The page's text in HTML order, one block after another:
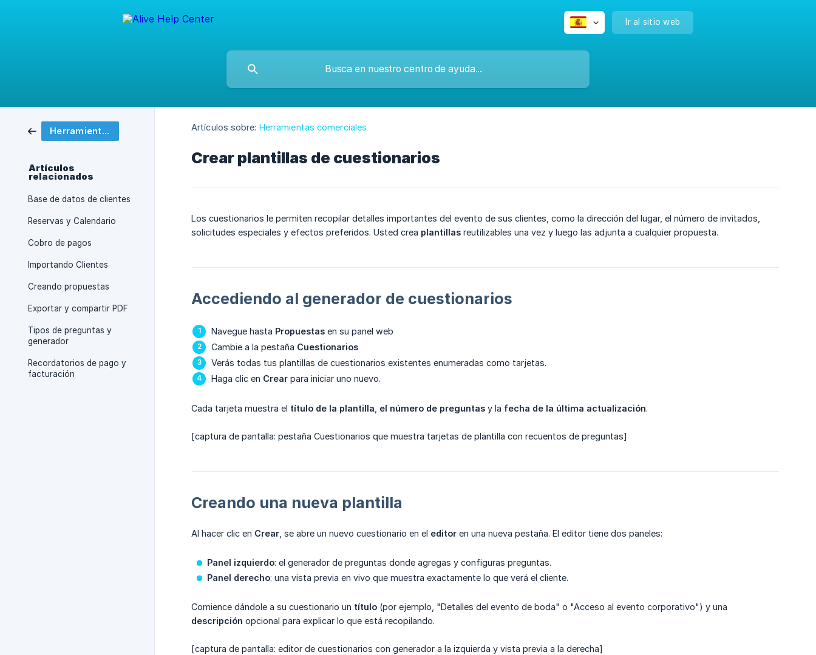
Ir al sitio web
Herramientas comerciales
Artículos
relacionados
Base de datos de clientes
Reservas y Calendario
Cobro de pagos
Importando Clientes
Creando propuestas
Exportar y compartir PDF
Tipos de preguntas y
generador
Recordatorios de pago y
facturación
Artículos sobre: Herramientas comerciales
Crear plantillas de cuestionarios
Los cuestionarios le permiten recopilar detalles importantes del evento de sus clientes, como la dirección del lugar, el número de invitados,
solicitudes especiales y efectos preferidos. Usted crea plantillas reutilizables una vez y luego las adjunta a cualquier propuesta.
Accediendo al generador de cuestionarios
Navegue hasta Propuestas en su panel web
Cambie a la pestaña Cuestionarios
Verás todas tus plantillas de cuestionarios existentes enumeradas como tarjetas.
Haga clic en Crear para iniciar uno nuevo.
Cada tarjeta muestra el título de la plantilla el número de preguntas y la fecha de la última actualización.
[captura de pantalla: pestaña Cuestionarios que muestra tarjetas de plantilla con recuentos de preguntas]
Creando una nueva plantilla
Al hacer clic en Crear , se abre un nuevo cuestionario en el editor en una nueva pestaña. El editor tiene dos paneles:
Panel izquierdo: el generador de preguntas donde agregas y configuras preguntas.
Panel derecho: una vista previa en vivo que muestra exactamente lo que verá el cliente.
Comience dándole a su cuestionario un título (por ejemplo, "Detalles del evento de boda" o "Acceso al evento corporativo") y una
descripción opcional para explicar lo que está recopilando.
[captura de pantalla: editor de cuestionarios con generador a la izquierda y vista previa a la derecha]